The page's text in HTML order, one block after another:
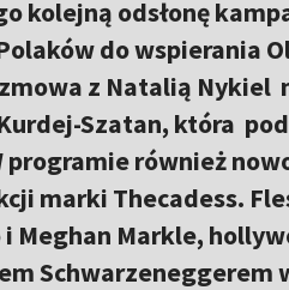
kolejną odsłonę
do wspierania
z Natalią Nykiel
Szatan, która
programie również
marki Thecadess.
Meghan Markle,
Schwarzeneggerem